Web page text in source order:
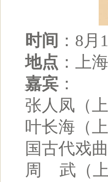
时间 ：8
地点 ：上
嘉宾 ：
张人凤（
叶长海（
国古代戏
周 武（上